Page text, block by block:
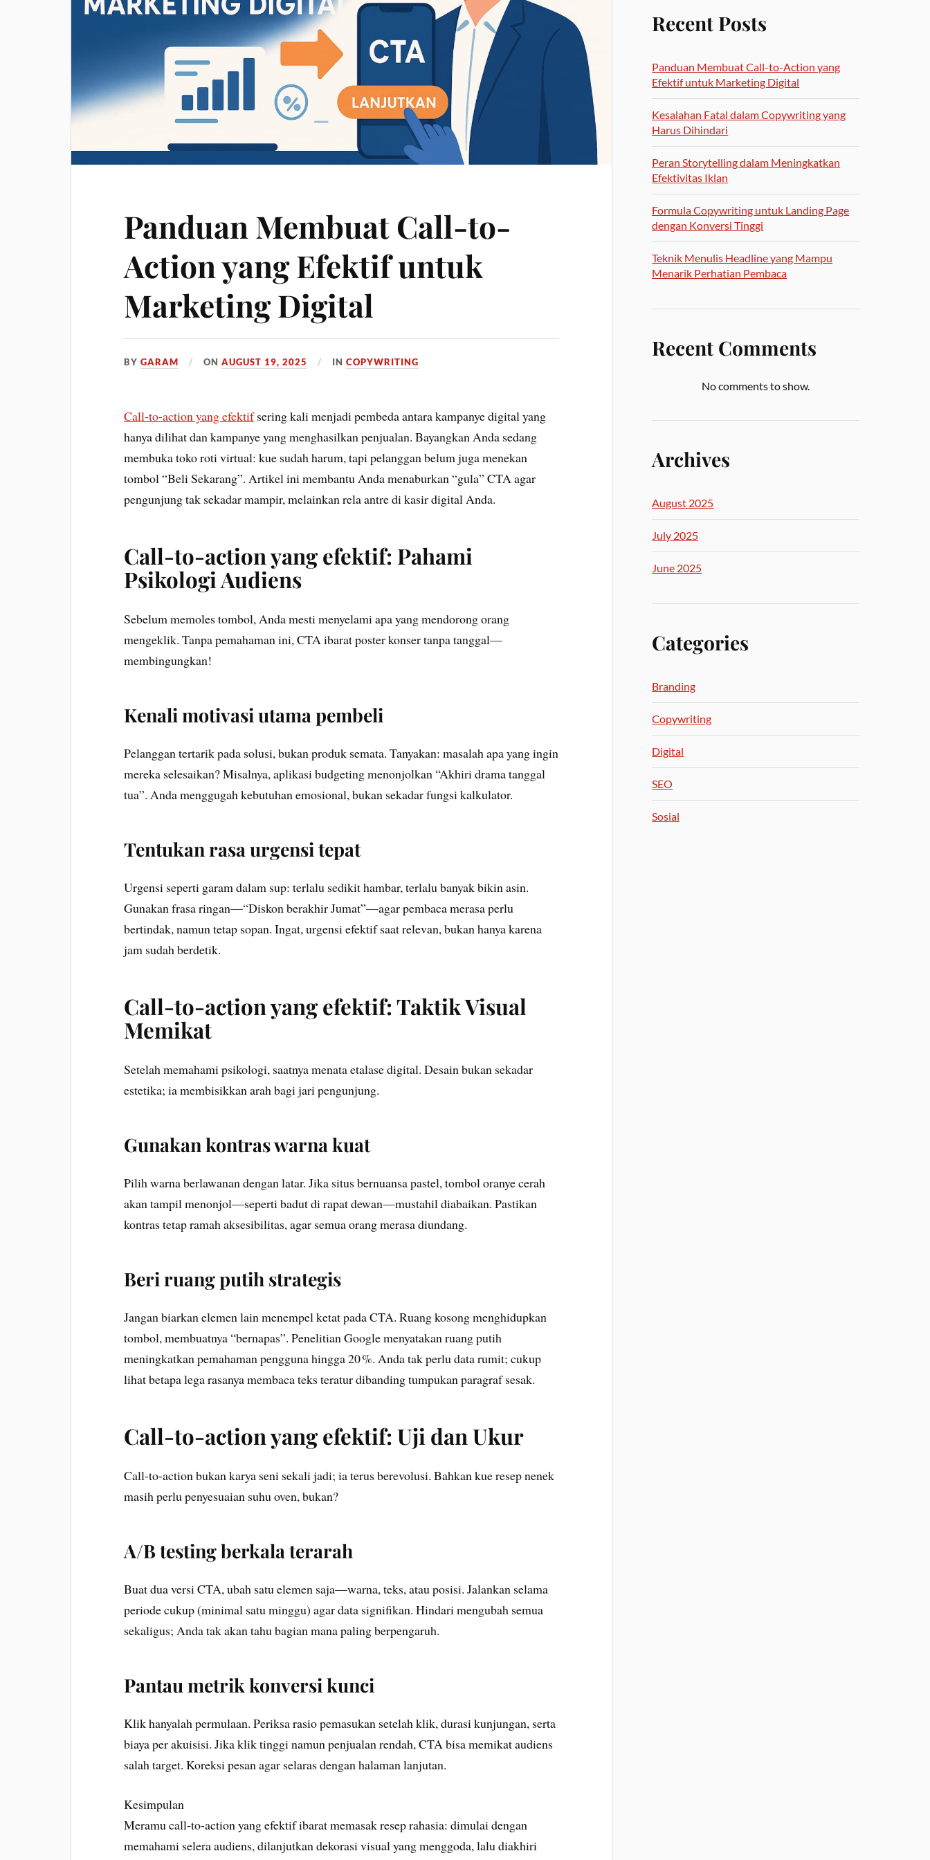
Panduan Membuat Call-to-
Action yang Efektif untuk
Marketing Digital
BYGARAM ONAUGUST 19, 2025 INCOPYWRITING
Call-to-action yang efektifsering kali menjadi pembeda antara kampanye digital yang
hanya dilihat dan kampanye yang menghasilkan penjualan. Bayangkan Anda sedang
membuka toko roti virtual: kue sudah harum, tapi pelanggan belum juga menekan
tombol “Beli Sekarang”. Artikel ini membantu Anda menaburkan “gula” CTA agar
pengunjung tak sekadar mampir, melainkan rela antre di kasir digital Anda.
Call-to-action yang efektif: Pahami
Psikologi Audiens
Sebelum memoles tombol, Anda mesti menyelami apa yang mendorong orang
mengeklik. Tanpa pemahaman ini, CTA ibarat poster konser tanpa tanggal—
membingungkan!
Kenali motivasi utama pembeli
Pelanggan tertarik pada solusi, bukan produk semata. Tanyakan: masalah apa yang ingin
mereka selesaikan? Misalnya, aplikasi budgeting menonjolkan “Akhiri drama tanggal
tua”. Anda menggugah kebutuhan emosional, bukan sekadar fungsi kalkulator.
Tentukan rasa urgensi tepat
Urgensi seperti garam dalam sup: terlalu sedikit hambar, terlalu banyak bikin asin.
Gunakan frasa ringan—“Diskon berakhir Jumat”—agar pembaca merasa perlu
bertindak, namun tetap sopan. Ingat, urgensi efektif saat relevan, bukan hanya karena
jam sudah berdetik.
Call-to-action yang efektif: Taktik Visual
Memikat
Setelah memahami psikologi, saatnya menata etalase digital. Desain bukan sekadar
estetika; ia membisikkan arah bagi jari pengunjung.
Gunakan kontras warna kuat
Pilih warna berlawanan dengan latar. Jika situs bernuansa pastel, tombol oranye cerah
akan tampil menonjol—seperti badut di rapat dewan—mustahil diabaikan. Pastikan
kontras tetap ramah aksesibilitas, agar semua orang merasa diundang.
Beri ruang putih strategis
Jangan biarkan elemen lain menempel ketat pada CTA. Ruang kosong menghidupkan
tombol, membuatnya “bernapas”. Penelitian Google menyatakan ruang putih
meningkatkan pemahaman pengguna hingga 20 %. Anda tak perlu data rumit; cukup
lihat betapa lega rasanya membaca teks teratur dibanding tumpukan paragraf sesak.
Call-to-action yang efektif: Uji dan Ukur
Call-to-action bukan karya seni sekali jadi; ia terus berevolusi. Bahkan kue resep nenek
masih perlu penyesuaian suhu oven, bukan?
A/B testing berkala terarah
Buat dua versi CTA, ubah satu elemen saja—warna, teks, atau posisi. Jalankan selama
periode cukup (minimal satu minggu) agar data signifikan. Hindari mengubah semua
sekaligus; Anda tak akan tahu bagian mana paling berpengaruh.
Pantau metrik konversi kunci
Klik hanyalah permulaan. Periksa rasio pemasukan setelah klik, durasi kunjungan, serta
biaya per akuisisi. Jika klik tinggi namun penjualan rendah, CTA bisa memikat audiens
salah target. Koreksi pesan agar selaras dengan halaman lanjutan.
Kesimpulan
Meramu call-to-action yang efektif ibarat memasak resep rahasia: dimulai dengan
memahami selera audiens, dilanjutkan dekorasi visual yang menggoda, lalu diakhiri
Recent Posts
Panduan Membuat Call-to-Action yang
Efektif untuk Marketing Digital
Kesalahan Fatal dalam Copywriting yang
Harus Dihindari
Peran Storytelling dalam Meningkatkan
Efektivitas Iklan
Formula Copywriting untuk Landing Page
dengan Konversi Tinggi
Teknik Menulis Headline yang Mampu
Menarik Perhatian Pembaca
Recent Comments
No comments to show.
Archives
August 2025
July 2025
June 2025
Categories
Branding
Copywriting
Digital
SEO
Sosial